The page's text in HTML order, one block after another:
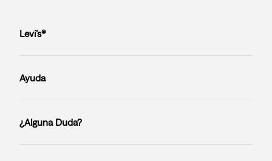
Levi’s®
Ayuda
¿Alguna Duda?